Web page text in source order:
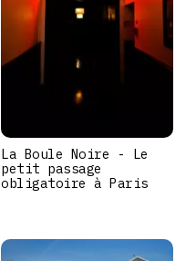
La Boule Noire - Le
petit passage
obligatoire à Paris